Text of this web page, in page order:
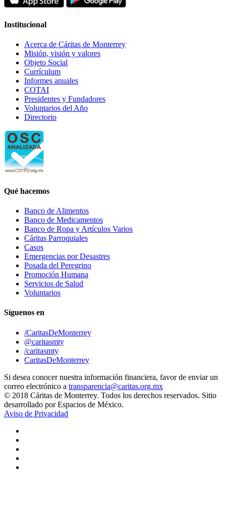
Institucional
Acerca de Cáritas de Monterrey
Misión, visión y valores
Objeto Social
Currículum
Informes anuales
COTAI
Presidentes y Fundadores
Voluntarios del Año
Directorio
Qué hacemos
Banco de Alimentos
Banco de Medicamentos
Banco de Ropa y Artículos Varios
Cáritas Parroquiales
Casos
Emergencias por Desastres
Posada del Peregrino
Promoción Humana
Servicios de Salud
Voluntarios
Síguenos en
/CaritasDeMonterrey
@caritasmty
/caritasmty
CaritasDeMonterrey
Si desea conocer nuestra información financiera, favor de enviar un
correo electrónico a transparencia@caritas.org.mx
© 2018 Cáritas de Monterrey. Todos los derechos reservados. Sitio
desarrollado por Espacios de México.
Aviso de Privacidad